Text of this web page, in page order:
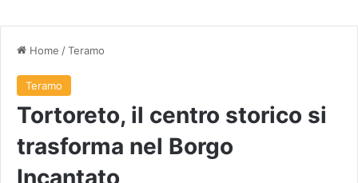
Home /Teramo
Teramo
Tortoreto, il centro storico si
trasforma nel Borgo